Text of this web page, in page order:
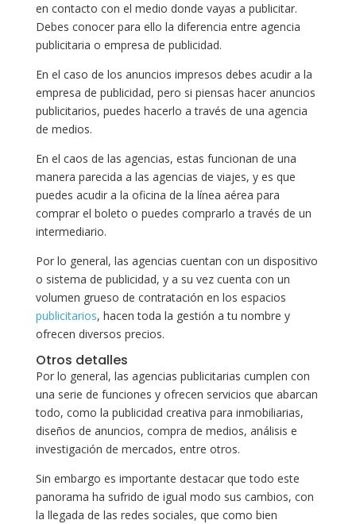
en contacto con el medio donde vayas a publicitar.
Debes conocer para ello la diferencia entre agencia
publicitaria o empresa de publicidad.
En el caso de los anuncios impresos debes acudir a la
empresa de publicidad, pero si piensas hacer anuncios
publicitarios, puedes hacerlo a través de una agencia
de medios.
En el caos de las agencias, estas funcionan de una
manera parecida a las agencias de viajes, y es que
puedes acudir a la oficina de la línea aérea para
comprar el boleto o puedes comprarlo a través de un
intermediario.
Por lo general, las agencias cuentan con un dispositivo
o sistema de publicidad, y a su vez cuenta con un
volumen grueso de contratación en los espacios
publicitarios, hacen toda la gestión a tu nombre y
ofrecen diversos precios.
Otros detalles
Por lo general, las agencias publicitarias cumplen con
una serie de funciones y ofrecen servicios que abarcan
todo, como la publicidad creativa para inmobiliarias,
diseños de anuncios, compra de medios, análisis e
investigación de mercados, entre otros.
Sin embargo es importante destacar que todo este
panorama ha sufrido de igual modo sus cambios, con
la llegada de las redes sociales, que como bien